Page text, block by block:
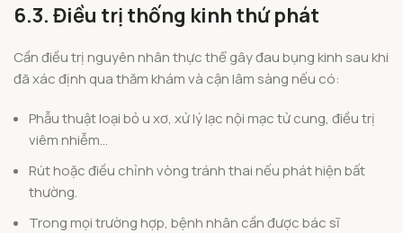
6.3. Điều trị thống kinh thứ phát
Cần điều trị nguyên nhân thực thể gây đau bụng kinh sau khi
đã xác định qua thăm khám và cận lâm sàng nếu có:
Phẫu thuật loại bỏ u xơ, xử lý lạc nội mạc tử cung, điều trị
viêm nhiễm…
Rút hoặc điều chỉnh vòng tránh thai nếu phát hiện bất
thường.
Trong mọi trường hợp, bệnh nhân cần được bác sĩ